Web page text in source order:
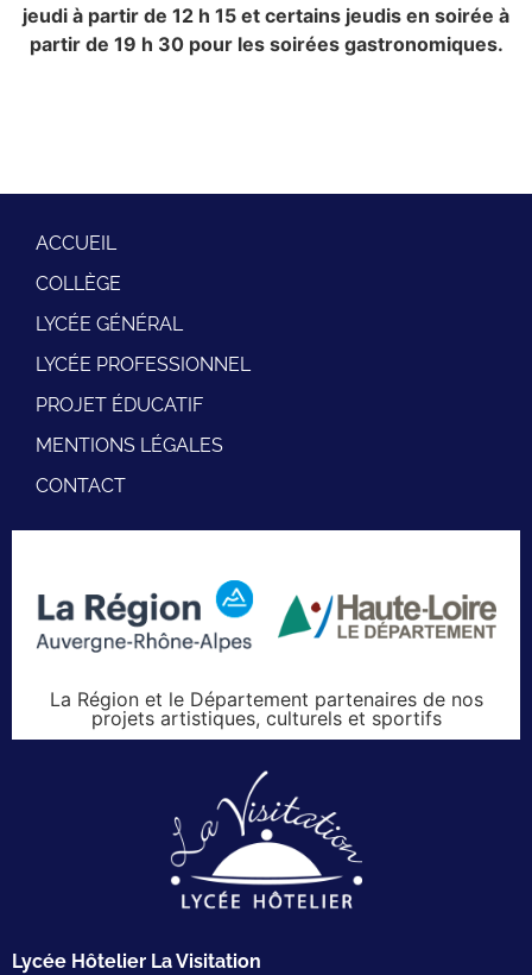
jeudi à partir de 12 h 15 et certains jeudis en soirée à
partir de 19 h 30 pour les soirées gastronomiques.
ACCUEIL
COLLÈGE
LYCÉE GÉNÉRAL
LYCÉE PROFESSIONNEL
PROJET ÉDUCATIF
MENTIONS LÉGALES
CONTACT
La Région et le Département partenaires de nos
projets artistiques, culturels et sportifs
Lycée Hôtelier La Visitation